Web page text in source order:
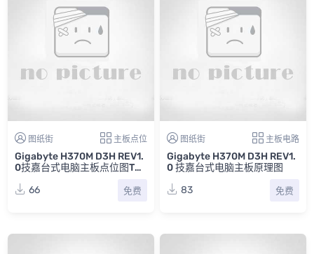
图纸街 主板点位
Gigabyte H370M D3H REV1.
0技嘉台式电脑主板点位图TV
66
免费
图纸街 主板电路
Gigabyte H370M D3H REV1.
0 技嘉台式电脑主板原理图
83
免费